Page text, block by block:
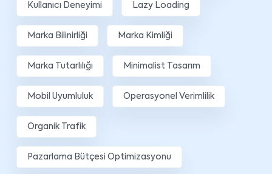
Kullanıcı Deneyimi Lazy Loading
Marka Bilinirliği Marka Kimliği
Marka Tutarlılığı Minimalist Tasarım
Mobil Uyumluluk Operasyonel Verimlilik
Organik Trafik
Pazarlama Bütçesi Optimizasyonu